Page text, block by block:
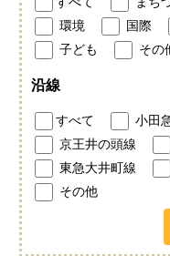
環境
国際
子ども
その
沿線
すべて 小田
京王井の頭線
東急大井町線
その他